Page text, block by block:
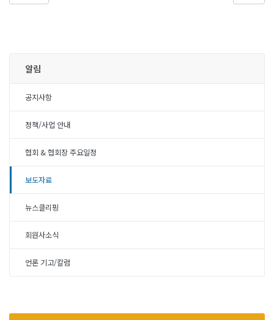
알림
공지사항
정책/사업 안내
협회 & 협회장 주요일정
보도자료
뉴스클리핑
회원사소식
언론 기고/칼럼